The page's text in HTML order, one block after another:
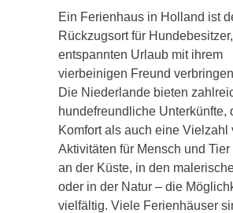
Ein Ferienhaus in Holland ist
Rückzugsort für
entspannten Urlaub mit ihrem
vierbeinigen Freund
Die Niederlande bieten
hundefreundliche Unterkünfte,
Komfort als auch eine Vielzahl
Aktivitäten für Mensch und
an der Küste, in den
oder in der Natur – die
vielfältig. Viele Ferienhäuser